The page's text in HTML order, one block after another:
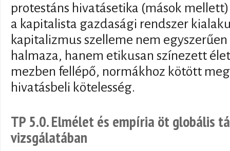
protestáns hivatásetika (mások
a kapitalista gazdasági rendszer
kapitalizmus szelleme nem
halmaza, hanem etikusan színezett
mezben fellépő, normákhoz kötött
hivatásbeli kötelesség.
TP 5.0. Elmélet és empíria öt globális
vizsgálatában